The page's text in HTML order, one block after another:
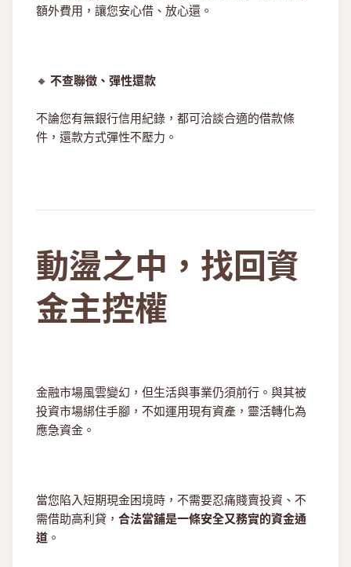
額外費用，讓您安心借、放心還。
🔸 不查聯徵、彈性還款
不論您有無銀行信用紀錄，都可洽談合適的借款條
件，還款方式彈性不壓力。
動盪之中，找回資
金主控權
金融市場風雲變幻，但生活與事業仍須前行。與其被
投資市場綁住手腳，不如運用現有資產，靈活轉化為
應急資金。
當您陷入短期現金困境時，不需要忍痛賤賣投資、不
需借助高利貸， 合法當舖是一條安全又務實的資金通
道 。